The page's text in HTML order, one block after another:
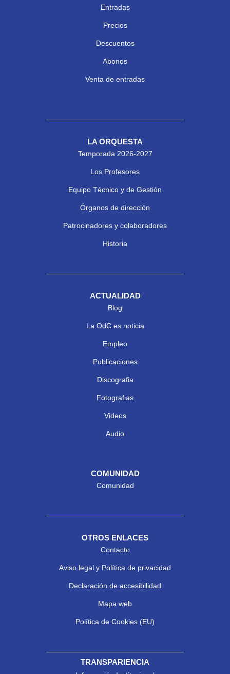
Entradas
Precios
Descuentos
Abonos
Venta de entradas
LA ORQUESTA
Temporada 2026-2027
Los Profesores
Equipo Técnico y de Gestión
Órganos de dirección
Patrocinadores y colaboradores
Historia
ACTUALIDAD
Blog
La OdC es noticia
Empleo
Publicaciones
Discografia
Fotografias
Videos
Audio
COMUNIDAD
Comunidad
OTROS ENLACES
Contacto
Aviso legal y Política de privacidad
Declaración de accesibilidad
Mapa web
Política de Cookies (EU)
TRANSPARIENCIA